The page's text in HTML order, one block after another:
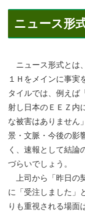
ニュース形
ニュース形式とは
１Ｈをメインに事実
タイルでは、例えば
射し日本のＥＥＺ内
な被害はありません
景・文脈・今後の影
く、速報として結論
づらいでしょう。
上司から「昨日の
に「受注しました」
りも重視される場面